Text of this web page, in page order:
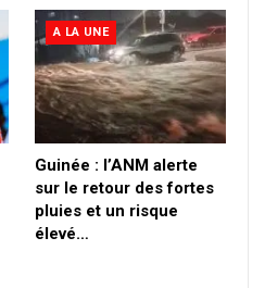
A LA UNE
Guinée : l’ANM alerte
sur le retour des fortes
pluies et un risque
élevé…